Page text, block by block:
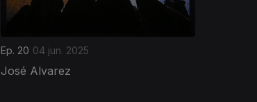
Ep. 20 04 jun. 2025
José Alvarez